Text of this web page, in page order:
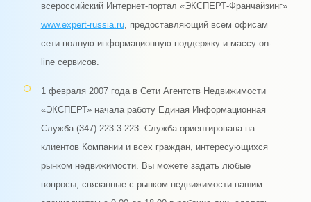
всероссийский Интернет-портал «ЭКСПЕРТ-Франчайзинг»
www.expert-russia.ru, предоставляющий всем офисам
сети полную информационную поддержку и массу on-
lineсервисов.
1 февраля 2007 года в Сети Агентств Недвижимости
«ЭКСПЕРТ» начала работу Единая Информационная
Служба (347) 223-3-223. Служба ориентирована на
клиентов Компании и всех граждан, интересующихся
рынком недвижимости. Вы можете задать любые
вопросы, связанные с рынком недвижимости нашим